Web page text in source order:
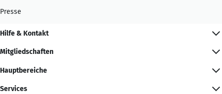
Presse
Hilfe & Kontakt
Mitgliedschaften
Hauptbereiche
Services